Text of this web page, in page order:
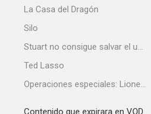
La Casa del Dragón
Silo
Stuart no consigue salvar el universo
Ted Lasso
Operaciones especiales: Lioness
Contenido que expirara en VOD